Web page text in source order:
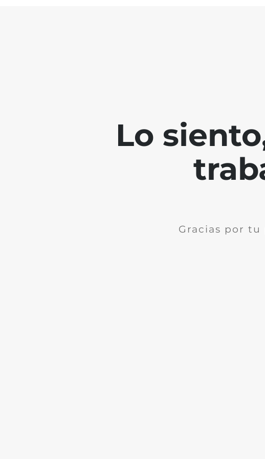
Lo
Gracias por tu